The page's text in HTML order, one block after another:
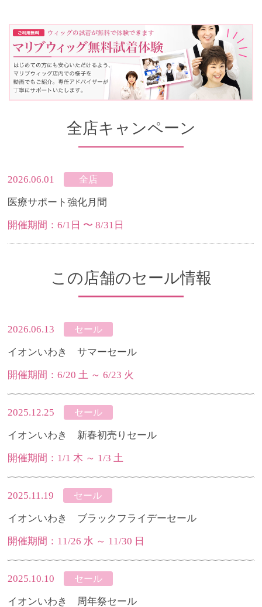
全店キャンペーン
2026.06.01 全店
医療サポート強化月間
開催期間：6/1日 〜 8/31日
この店舗のセール情報
2026.06.13 セール
イオンいわき サマーセール
開催期間：6/20 土 ～ 6/23 火
2025.12.25 セール
イオンいわき 新春初売りセール
開催期間：1/1 木 ～ 1/3 土
2025.11.19 セール
イオンいわき ブラックフライデーセール
開催期間：11/26 水 ～ 11/30 日
2025.10.10 セール
イオンいわき 周年祭セール